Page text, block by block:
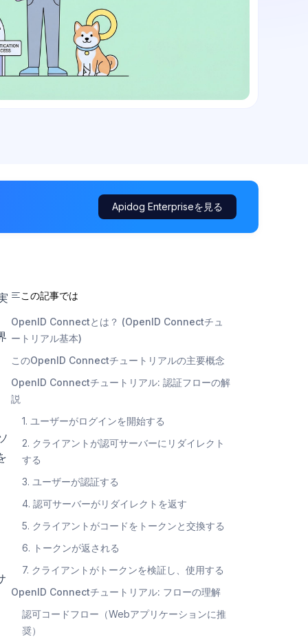
Apidog Enterpriseを見る
この記事では
OpenID Connectとは？ (OpenID Connectチュ
ートリアル基本)
このOpenID Connectチュートリアルの主要概念
OpenID Connectチュートリアル: 認証フローの解
説
1. ユーザーがログインを開始する
2. クライアントが認可サーバーにリダイレクト
する
3. ユーザーが認証する
4. 認可サーバーがリダイレクトを返す
5. クライアントがコードをトークンと交換する
6. トークンが返される
7. クライアントがトークンを検証し、使用する
OpenID Connectチュートリアル: フローの理解
認可コードフロー（Webアプリケーションに推
奨）